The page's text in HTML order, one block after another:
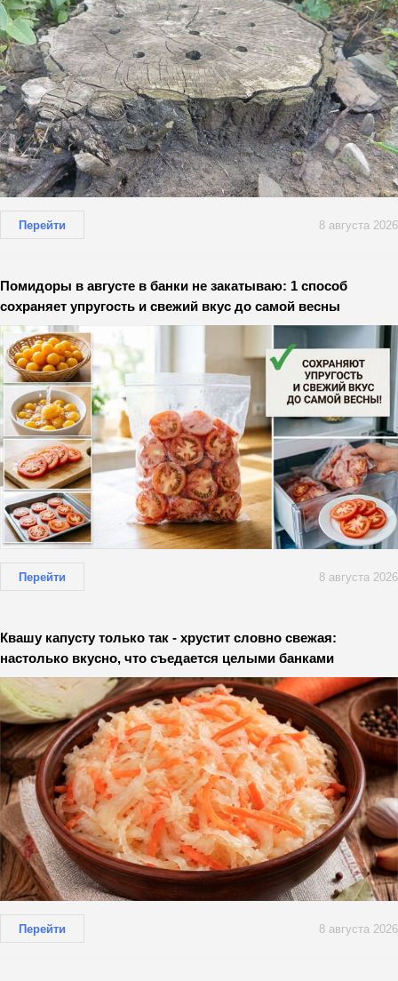
Перейти 8 августа 2026
Помидоры в августе в банки не закатываю: 1 способ
сохраняет упругость и свежий вкус до самой весны
Перейти 8 августа 2026
Квашу капусту только так - хрустит словно свежая:
настолько вкусно, что съедается целыми банками
Перейти 8 августа 2026